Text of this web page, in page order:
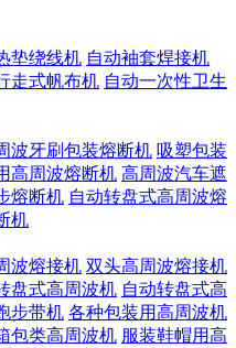
垫绕线机 自动袖套焊接机
走式帆布机 自动一次性卫生
波牙刷包装熔断机 吸塑包装
高周波熔断机 高周波汽车遮
熔断机 自动转盘式高周波熔
机
波熔接机 双头高周波熔接机
盘式高周波机 自动转盘式高
步带机 各种包装用高周波机
包类高周波机 服装鞋帽用高